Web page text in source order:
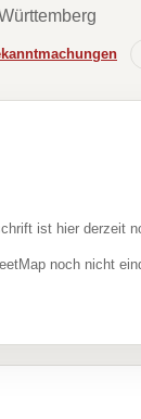
ist hier derzeit
noch nicht